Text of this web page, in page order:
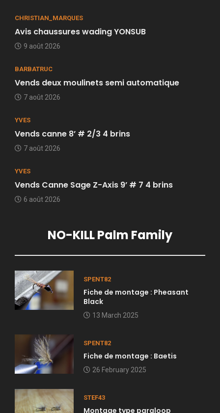
CHRISTIAN_MARQUES
Avis chaussures wading YONSUB
9 août 2026
BARBATRUC
Vends deux moulinets semi automatique
7 août 2026
YVES
Vends canne 8’ # 2/3 4 brins
7 août 2026
YVES
Vends Canne Sage Z-Axis 9’ # 7 4 brins
6 août 2026
NO-KILL Palm Family
SPENT82
Fiche de montage : Pheasant
Black
13 March 2025
SPENT82
Fiche de montage : Baetis
26 February 2025
STEF43
Montage type paraloop